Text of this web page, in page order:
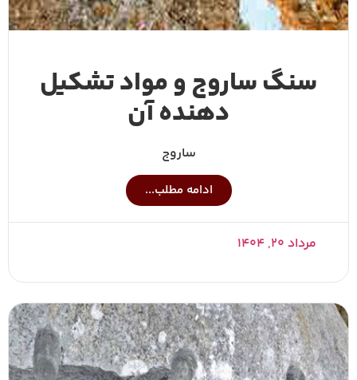
سنگ ساروج و مواد تشکیل
دهنده آن
ساروج
ادامه مطلب...
مرداد ۲۰, ۱۴۰۴